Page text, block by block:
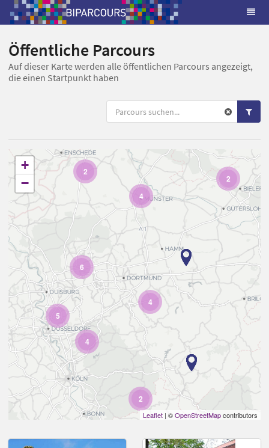
Öffentliche Parcours
Auf dieser Karte werden alle öffentlichen Parcours angezeigt,
die einen Startpunkt haben
4
2
2
4
2
5
4
6
+
−
Leaflet | ©OpenStreetMapcontributors